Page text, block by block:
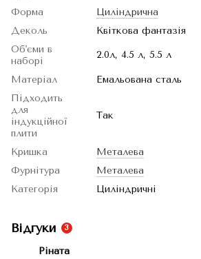
Форма
Циліндрична
Деколь
Квіткова фантазія
Об'єми в
наборі
2.0л, 4.5 л, 5.5 л
Матеріал
Емальована сталь
Підходить
для
індукційної
плити
Так
Кришка
Металева
Фурнітура
Металева
Категорія
Циліндричні
Відгуки 3
Ріната